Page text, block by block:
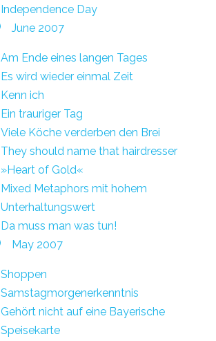
Independence Day
June 2007
Am Ende eines langen Tages
Es wird wieder einmal Zeit
Kenn ich
Ein trauriger Tag
Viele Köche verderben den Brei
They should name that hairdresser
»Heart of Gold«
Mixed Metaphors mit hohem
Unterhaltungswert
Da muss man was tun!
May 2007
Shoppen
Samstagmorgenerkenntnis
Gehört nicht auf eine Bayerische
Speisekarte